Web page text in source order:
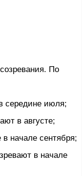
По
середине июля;
в августе;
начале сентября;
в начале